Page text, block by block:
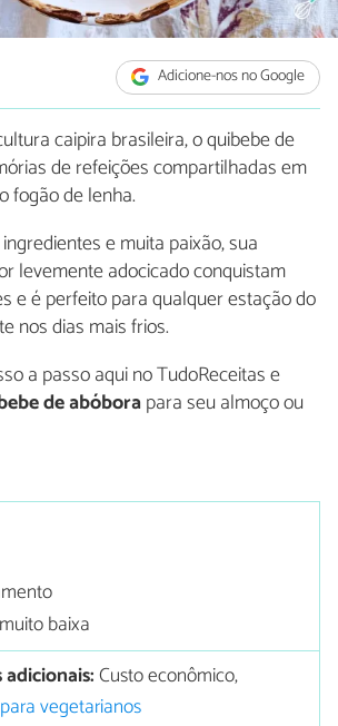
Adicione-nos no Google
caipira brasileira, o quibebe de
de refeições compartilhadas em
fogão de lenha.
e muita paixão, sua
levemente adocicado conquistam
e é perfeito para qualquer estação do
nos dias mais frios.
a passo aqui no TudoReceitas e
de abóborapara seu almoço ou
baixa
Custo econômico,
vegetarianos